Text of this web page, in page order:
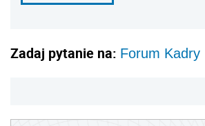
Zadaj pytanie na: Forum Kadry